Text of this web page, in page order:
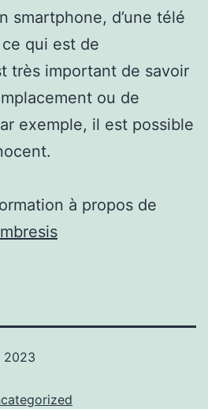
smartphone, d’une télé
qui est de
très important de savoir
ou de
exemple, il est possible
à propos de
2023